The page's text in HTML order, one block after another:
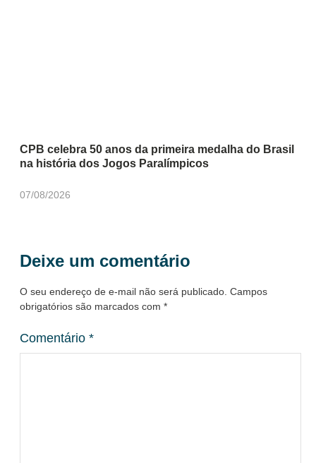
CPB celebra 50 anos da primeira medalha do Brasil
na história dos Jogos Paralímpicos
07/08/2026
Deixe um comentário
O seu endereço de e-mail não será publicado. Campos
obrigatórios são marcados com *
Comentário *